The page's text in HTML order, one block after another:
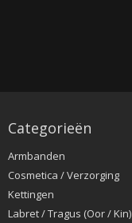
Categorieën
Armbanden
Cosmetica / Verzorging
Kettingen
Labret / Tragus (Oor / Kin)